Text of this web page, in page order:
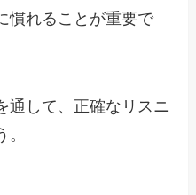
慣れることが重要で
通して、正確なリスニ